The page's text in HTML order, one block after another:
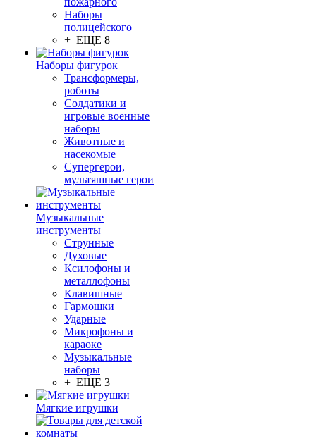
Наборы
полицейского
+ ЕЩЕ 8
Наборы фигурок
Трансформеры,
роботы
Солдатики и
игровые военные
наборы
Животные и
насекомые
Супергерои,
мультяшные герои
Музыкальные
инструменты
Струнные
Духовые
Ксилофоны и
металлофоны
Клавишные
Гармошки
Ударные
Микрофоны и
караоке
Музыкальные
наборы
+ ЕЩЕ 3
Мягкие игрушки